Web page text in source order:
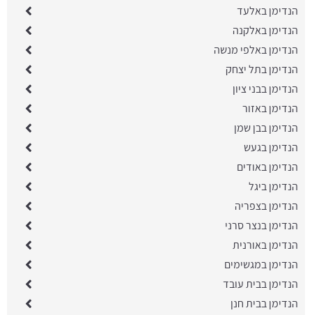
הנדימן באלעד
הנדימן באלקנה
הנדימן באלפי מנשה
הנדימן בתל יצחק
הנדימן בבני ציון
הנדימן באזור
הנדימן בבן שמן
הנדימן בגעש
הנדימן באודים
הנדימן ביגל
הנדימן בצפריה
הנדימן בנצר סרני
הנדימן באורנית
הנדימן במגשימים
הנדימן בבית עובד
הנדימן בבית חנן